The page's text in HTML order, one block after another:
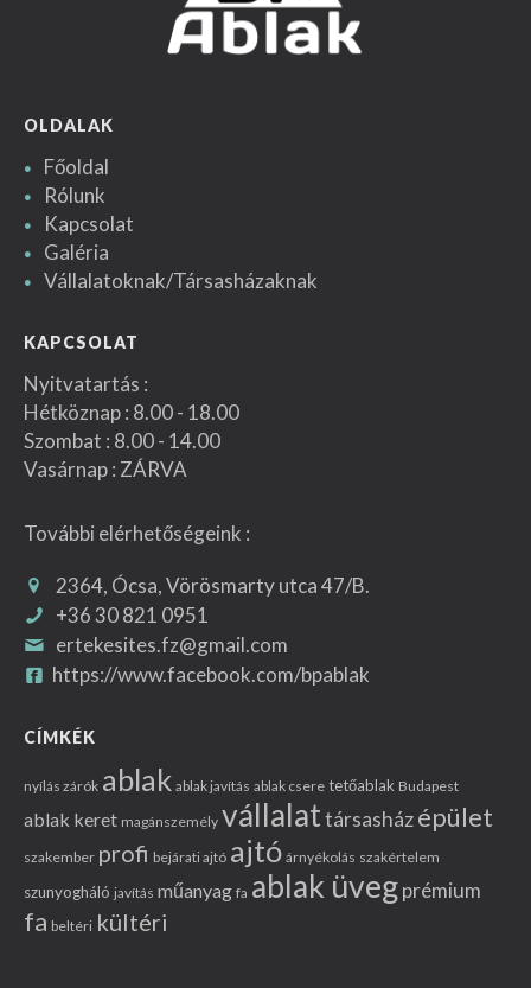
OLDALAK
Főoldal
Rólunk
Kapcsolat
Galéria
Vállalatoknak/Társasházaknak
KAPCSOLAT
Nyitvatartás :
Hétköznap : 8.00 - 18.00
Szombat : 8.00 - 14.00
Vasárnap : ZÁRVA
További elérhetőségeink :
2364, Ócsa, Vörösmarty utca 47/B.
+36 30 821 0951
ertekesites.fz@gmail.com
https://www.facebook.com/bpablak
CÍMKÉK
nyílás zárók ablak ablak javítás ablak csere tetőablak Budapest
ablak keret magánszemély vállalattársasházépület
szakember profi bejárati ajtó ajtó árnyékolás szakértelem
szunyogháló javítás műanyag fa ablak üvegprémium
fa beltéri kültéri